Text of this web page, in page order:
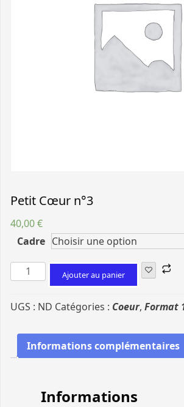
Petit Cœur n°3
40,00€
Cadre
Ajouter au panier
UGS : ND Catégories : Coeur, Format
Informations complémentaires
Informations